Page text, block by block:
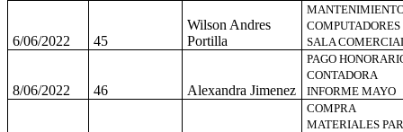
6/06/2022 45
Wilson Andres
Portilla
COMPUTADORES
SALA
8/06/2022 46 Alexandra Jimenez
PAGO
CONTADORA
INFORME MAYO
COMPRA
MATERIALES